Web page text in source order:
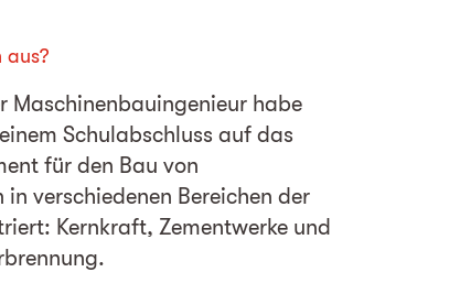
aus?
Maschinenbauingenieur habe
Schulabschluss auf das
für den Bau von
in verschiedenen Bereichen der
Kernkraft, Zementwerke und